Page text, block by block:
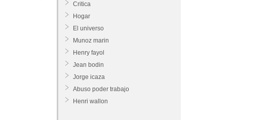
Critica
Hogar
El universo
Munoz marin
Henry fayol
Jean bodin
Jorge icaza
Abuso poder trabajo
Henri wallon